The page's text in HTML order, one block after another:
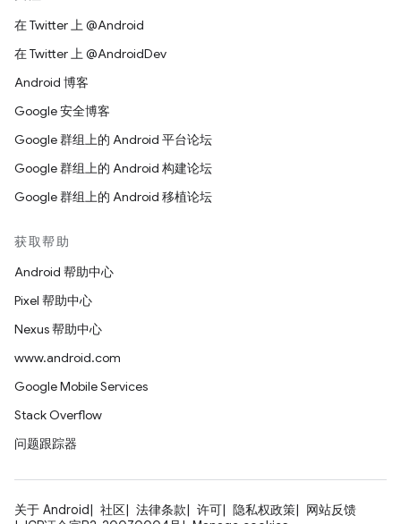
在 Twitter 上 @Android
在 Twitter 上 @AndroidDev
Android 博客
Google 安全博客
Google 群组上的 Android 平台论坛
Google 群组上的 Android 构建论坛
Google 群组上的 Android 移植论坛
获取帮助
Android 帮助中心
Pixel 帮助中心
Nexus 帮助中心
www.android.com
Google Mobile Services
Stack Overflow
问题跟踪器
关于 Android 社区 法律条款 许可 隐私权政策
网站反馈